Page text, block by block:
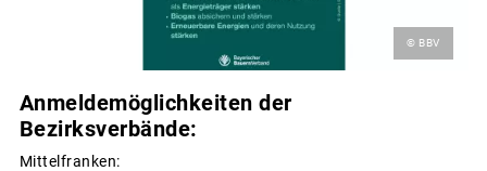
© BBV
Anmeldemöglichkeiten der
Bezirksverbände:
Mittelfranken: